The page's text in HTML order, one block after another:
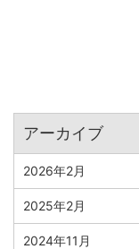
アーカイブ
2026年2月
2025年2月
2024年11月